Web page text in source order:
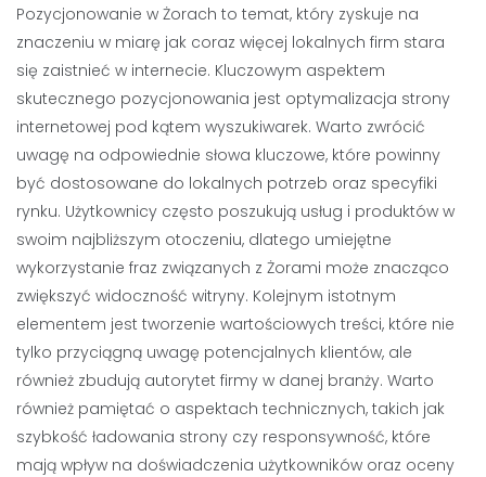
Pozycjonowanie w Żorach to temat, który zyskuje na
znaczeniu w miarę jak coraz więcej lokalnych firm stara
się zaistnieć w internecie. Kluczowym aspektem
skutecznego pozycjonowania jest optymalizacja strony
internetowej pod kątem wyszukiwarek. Warto zwrócić
uwagę na odpowiednie słowa kluczowe, które powinny
być dostosowane do lokalnych potrzeb oraz specyfiki
rynku. Użytkownicy często poszukują usług i produktów w
swoim najbliższym otoczeniu, dlatego umiejętne
wykorzystanie fraz związanych z Żorami może znacząco
zwiększyć widoczność witryny. Kolejnym istotnym
elementem jest tworzenie wartościowych treści, które nie
tylko przyciągną uwagę potencjalnych klientów, ale
również zbudują autorytet firmy w danej branży. Warto
również pamiętać o aspektach technicznych, takich jak
szybkość ładowania strony czy responsywność, które
mają wpływ na doświadczenia użytkowników oraz oceny